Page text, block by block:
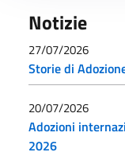
Notizie
27/07/2026
Storie di
20/07/2026
Adozioni
2026